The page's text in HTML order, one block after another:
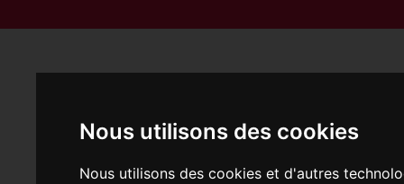
Nous utilisons des cookies
Nous utilisons des cookies et d'autres